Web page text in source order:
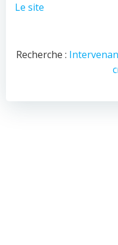
Le site
Recherche :